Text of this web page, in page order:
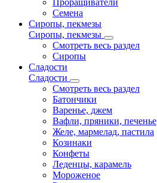
Проращиватели
Семена
Сиропы, пекмезы
Сиропы, пекмезы
Смотреть весь раздел
Сиропы
Сладости
Сладости
Смотреть весь раздел
Батончики
Варенье, джем
Вафли, пряники, печенье
Желе, мармелад, пастила
Козинаки
Конфеты
Леденцы, карамель
Мороженое